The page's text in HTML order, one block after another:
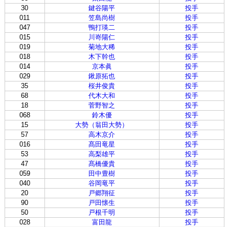
30
鍵谷陽平
投手
011
笠島尚樹
投手
047
鴨打瑛二
投手
015
川嵜陽仁
投手
019
菊地大稀
投手
018
木下幹也
投手
014
京本眞
投手
029
鍬原拓也
投手
35
桜井俊貴
投手
68
代木大和
投手
18
菅野智之
投手
068
鈴木優
投手
15
大勢（翁田大勢）
投手
57
高木京介
投手
016
髙田竜星
投手
53
高梨雄平
投手
47
髙橋優貴
投手
059
田中豊樹
投手
040
谷岡竜平
投手
20
戸郷翔征
投手
90
戸田懐生
投手
50
戸根千明
投手
028
富田龍
投手